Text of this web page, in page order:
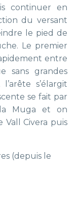
continuer en
du versant
le pied de
Le premier
entre
sans grandes
s’élargit
se fait par
la Muga et on
Vall Civera puis
(depuis le